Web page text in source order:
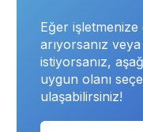
Eğer
arıyorsanız
istiyorsanız,
uygun olanı
ulaşabilirsiniz!